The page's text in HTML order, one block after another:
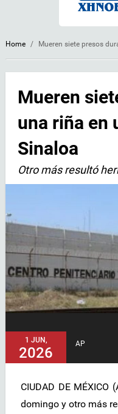
Home / Mueren siete presos
Mueren
una riña en
Sinaloa
Otro más resultó
1 JUN,
2026
AP
CIUDAD DE
domingo y otro más